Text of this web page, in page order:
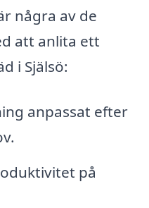
några av de
att anlita ett
i Själsö:
anpassat efter
på